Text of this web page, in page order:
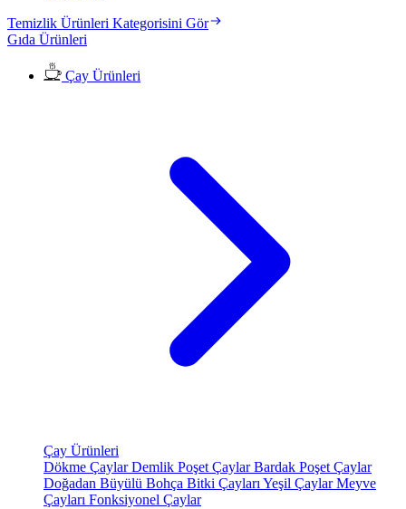
Temizlik Ürünleri Kategorisini Gör
Gıda Ürünleri
Çay Ürünleri
Çay Ürünleri
Dökme ÇaylarDemlik Poşet ÇaylarBardak Poşet Çaylar
Doğadan Büyülü Bohça Bitki Çayları Yeşil ÇaylarMeyve
Çayları Fonksiyonel Çaylar